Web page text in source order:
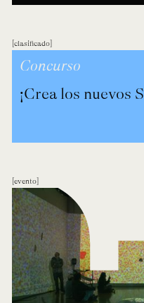
clasificado
Concurso
¡Crea los nuevos
evento